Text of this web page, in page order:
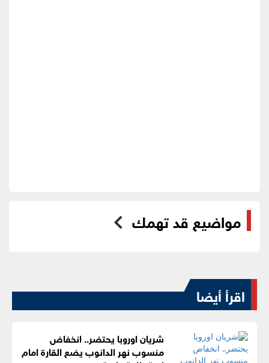
مواضيع قد تهمك
اقرأ أيضا
شريان اوروبا يحتضر.. انخفاض
منسوب نهر الدانوب يضع القارة امام